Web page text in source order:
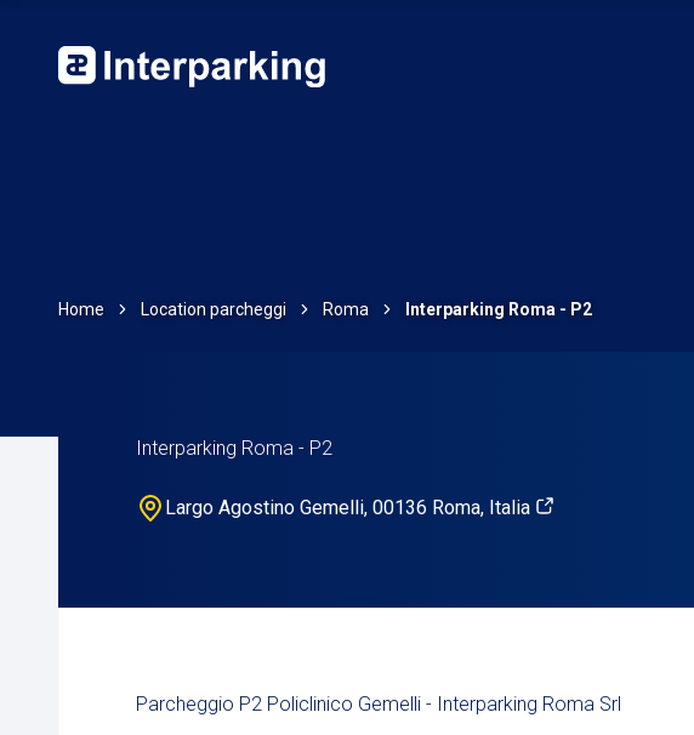
Home Location parcheggi Roma Interparking Roma - P2
Interparking Roma - P2
Largo Agostino Gemelli, 00136 Roma, Italia
Parcheggio P2 Policlinico Gemelli - Interparking Roma Srl